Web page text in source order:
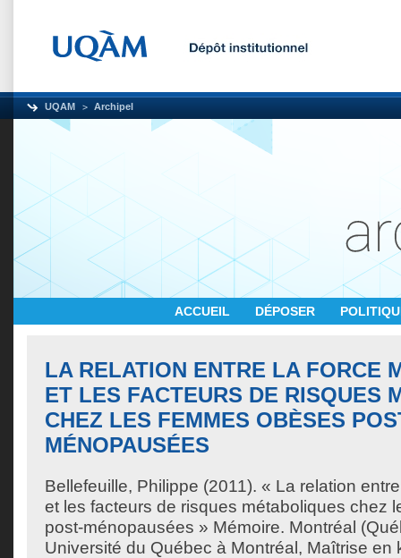
UQAM Archipel
ACCUEIL DÉPOSER
LA RELATION ENTRE LA FORCE
ET LES FACTEURS DE RISQUES
CHEZ LES FEMMES OBÈSES
MÉNOPAUSÉES
Bellefeuille, Philippe (2011). « La relation
et les facteurs de risques métaboliques chez
post-ménopausées » Mémoire. Montréal
Université du Québec à Montréal, Maîtrise en